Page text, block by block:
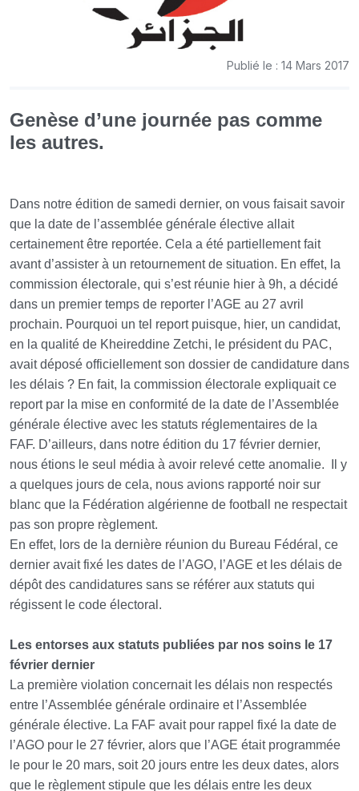
Publié le : 14 Mars 2017
Genèse d’une journée pas comme
les autres.
Dans notre édition de samedi dernier, on vous faisait savoir
que la date de l’assemblée générale élective allait
certainement être reportée. Cela a été partiellement fait
avant d’assister à un retournement de situation. En effet, la
commission électorale, qui s’est réunie hier à 9h, a décidé
dans un premier temps de reporter l’AGE au 27 avril
prochain. Pourquoi un tel report puisque, hier, un candidat,
en la qualité de Kheireddine Zetchi, le président du PAC,
avait déposé officiellement son dossier de candidature dans
les délais ? En fait, la commission électorale expliquait ce
report par la mise en conformité de la date de l’Assemblée
générale élective avec les statuts réglementaires de la
FAF. D’ailleurs, dans notre édition du 17 février dernier,
nous étions le seul média à avoir relevé cette anomalie. Il y
a quelques jours de cela, nous avions rapporté noir sur
blanc que la Fédération algérienne de football ne respectait
pas son propre règlement.
En effet, lors de la dernière réunion du Bureau Fédéral, ce
dernier avait fixé les dates de l’AGO, l’AGE et les délais de
dépôt des candidatures sans se référer aux statuts qui
régissent le code électoral.
Les entorses aux statuts publiées par nos soins le 17
février dernier
La première violation concernait les délais non respectés
entre l’Assemblée générale ordinaire et l’Assemblée
générale élective. La FAF avait pour rappel fixé la date de
l’AGO pour le 27 février, alors que l’AGE était programmée
le pour le 20 mars, soit 20 jours entre les deux dates, alors
que le règlement stipule que les délais entre les deux